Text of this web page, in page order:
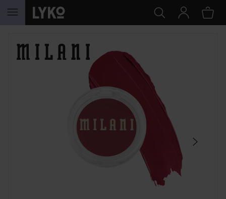
SIIRTYÄ JHK SISÄLTÖÖN
OHITA OSIO